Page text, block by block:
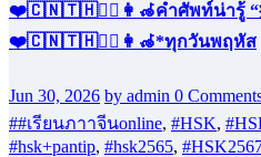
❤️🇨🇳🇹🇭🧑‍⚕️👩‍🦽คำศัพท์น่ารู้ “
❤️🇨🇳🇹🇭🧑‍⚕️👩‍🦽*ทุกวันพฤหัส
Jun 30, 2026 by admin 0
##เรียนภาาจีนonline, #HSK,
#hsk+pantip, #hsk2565,